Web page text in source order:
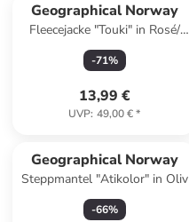
Geographical Norway
Fleecejacke "Touki" in Rosé/
Dunkelblau
-71%
13,99 €
UVP: 49,00 €*
Geographical Norway
Steppmantel "Atikolor" in Oliv
-66%